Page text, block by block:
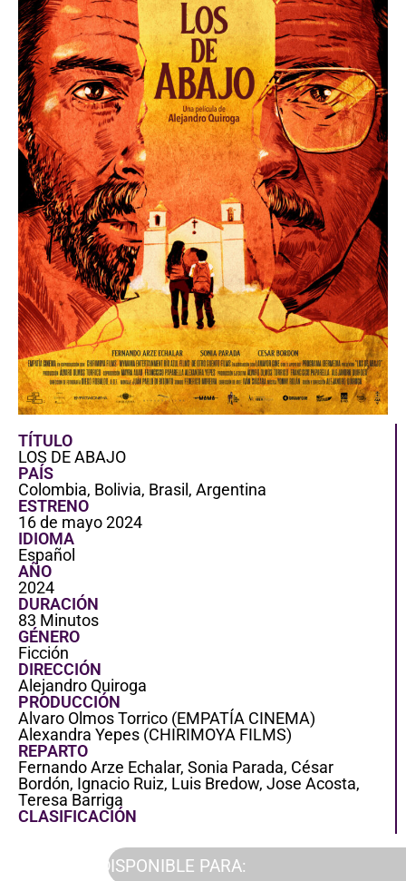
TÍTULO
LOS DE ABAJO
PAÍS
Colombia, Bolivia, Brasil, Argentina
ESTRENO
16 de mayo 2024
IDIOMA
Español
AÑO
2024
DURACIÓN
83 Minutos
GÉNERO
Ficción
DIRECCIÓN
Alejandro Quiroga
PRODUCCIÓN
Alvaro Olmos Torrico (EMPATÍA CINEMA)
Alexandra Yepes (CHIRIMOYA FILMS)
REPARTO
Fernando Arze Echalar, Sonia Parada, César
Bordón, Ignacio Ruiz, Luis Bredow, Jose Acosta,
Teresa Barriga
CLASIFICACIÓN
DISPONIBLE PARA: